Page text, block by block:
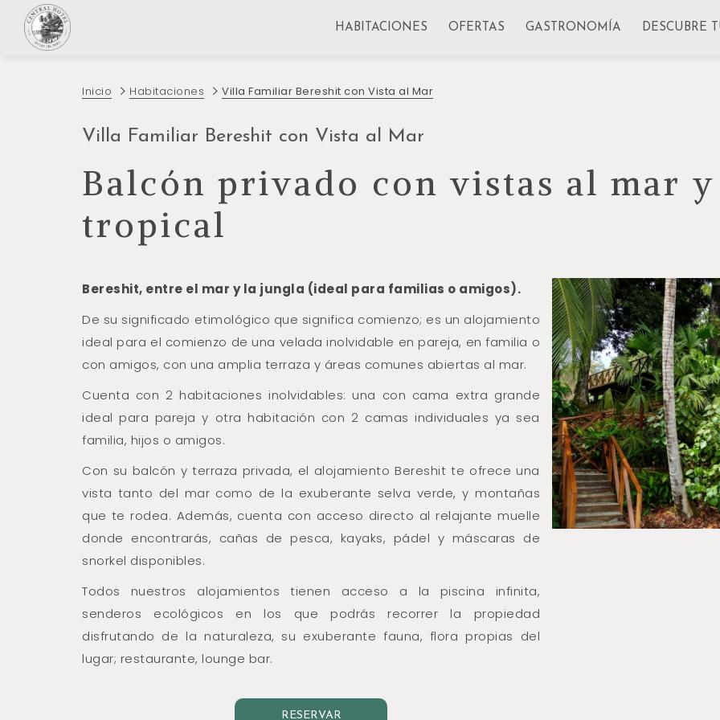
HABITACIONES OFERTAS GASTRONOMÍA DESCUBRE
Inicio Habitaciones Villa Familiar Bereshit con Vista al Mar
Villa Familiar Bereshit con Vista al Mar
Balcón privado con vistas al mar
tropical
Bereshit, entre el mar y la jungla (ideal para familias o amigos).
De su significado etimológico que significa comienzo; es un alojamiento
ideal para el comienzo de una velada inolvidable en pareja, en familia o
con amigos, con una amplia terraza y áreas comunes abiertas al mar.
Cuenta con 2 habitaciones inolvidables: una con cama extra grande
ideal para pareja y otra habitación con 2 camas individuales ya sea
familia, hijos o amigos.
Con su balcón y terraza privada, el alojamiento Bereshit te ofrece una
vista tanto del mar como de la exuberante selva verde, y montañas
que te rodea. Además, cuenta con acceso directo al relajante muelle
donde encontrarás, cañas de pesca, kayaks, pádel y máscaras de
snorkel disponibles.
Todos nuestros alojamientos tienen acceso a la piscina infinita,
senderos ecológicos en los que podrás recorrer la propiedad
disfrutando de la naturaleza, su exuberante fauna, flora propias del
lugar; restaurante, lounge bar.
RESERVAR